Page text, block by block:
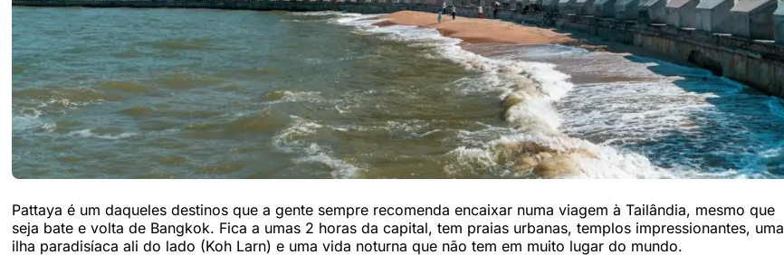
Pattaya é um daqueles destinos que a gente sempre recomenda encaixar numa viagem à Tailândia, mesmo que
seja bate e volta de Bangkok. Fica a umas 2 horas da capital, tem praias urbanas, templos impressionantes, uma
ilha paradisíaca ali do lado (Koh Larn) e uma vida noturna que não tem em muito lugar do mundo.